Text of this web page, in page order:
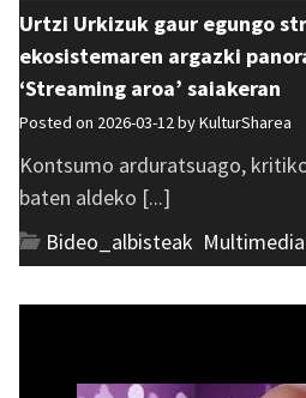
Urtzi Urkizuk gaur egungo
ekosistemaren argazki
‘Streaming aroa’ saiakeran
Posted on 2026-03-12 byKulturSharea
Kontsumo arduratsuago,
baten aldeko [...]
Bideo_albisteak Multimedia